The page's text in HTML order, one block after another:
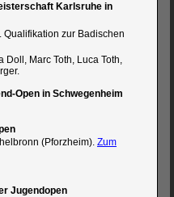
Karlsruhe in
Qualifikation zur Badischen
Doll, Marc Toth, Luca Toth,
Open in Schwegenheim
(Pforzheim). Zum
Jugendopen